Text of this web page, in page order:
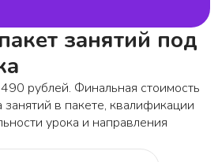
занятий под
рублей. Финальная стоимость
занятий в пакете, квалификации
урока и направления